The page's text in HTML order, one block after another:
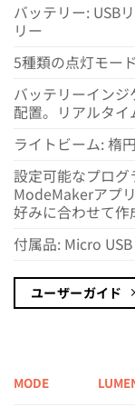
バッテリー: USB
リー
5種類の点灯モー
バッテリーインジ
配置。リアルタイ
ライトビーム: 楕
設定可能なプログ
ModeMakerアプ
好みに合わせて作
付属品: Micro
ユーザーガイド
MODE